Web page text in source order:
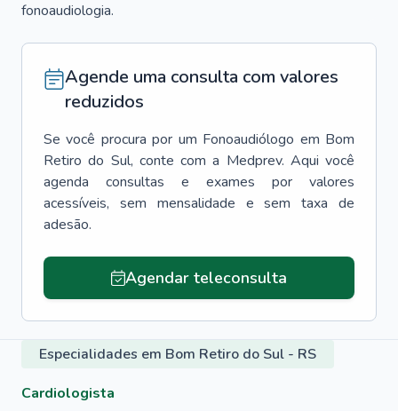
fonoaudiologia.
Agende uma consulta com valores
reduzidos
Se você procura por um Fonoaudiólogo em Bom
Retiro do Sul, conte com a Medprev. Aqui você
agenda consultas e exames por valores
acessíveis, sem mensalidade e sem taxa de
adesão.
Agendar teleconsulta
Especialidades em Bom Retiro do Sul - RS
Cardiologista